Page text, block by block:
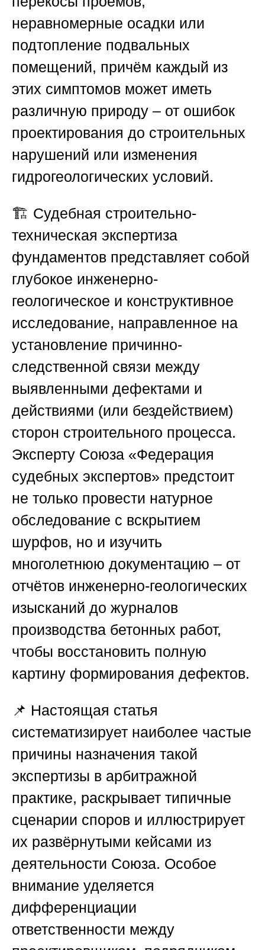
неравномерные осадки или
подтопление подвальных
помещений, причём каждый из
этих симптомов может иметь
различную природу – от ошибок
проектирования до строительных
нарушений или изменения
гидрогеологических условий.
🏗️ Судебная строительно-
техническая экспертиза
фундаментов представляет собой
глубокое инженерно-
геологическое и конструктивное
исследование, направленное на
установление причинно-
следственной связи между
выявленными дефектами и
действиями (или бездействием)
сторон строительного процесса.
Эксперту Союза «Федерация
судебных экспертов» предстоит
не только провести натурное
обследование с вскрытием
шурфов, но и изучить
многолетнюю документацию – от
отчётов инженерно-геологических
изысканий до журналов
производства бетонных работ,
чтобы восстановить полную
картину формирования дефектов.
📌 Настоящая статья
систематизирует наиболее частые
причины назначения такой
экспертизы в арбитражной
практике, раскрывает типичные
сценарии споров и иллюстрирует
их развёрнутыми кейсами из
деятельности Союза. Особое
внимание уделяется
дифференциации
ответственности между